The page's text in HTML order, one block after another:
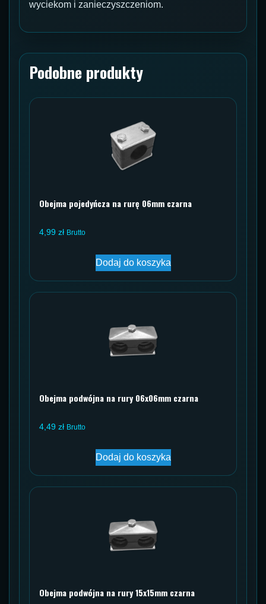
wyciekom i zanieczyszczeniom.
Podobne produkty
Obejma pojedyńcza na rurę 06mm czarna
4,99 zł Brutto
Dodaj do koszyka
Obejma podwójna na rury 06x06mm czarna
4,49 zł Brutto
Dodaj do koszyka
Obejma podwójna na rury 15x15mm czarna